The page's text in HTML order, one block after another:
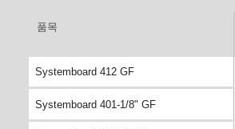
품목
Systemboard 412 GF
Systemboard 401-1/8" GF